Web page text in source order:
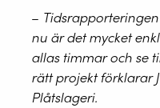
–
nu är det mycket
allas timmar och se
rätt projekt förklarar
Plåtslageri.